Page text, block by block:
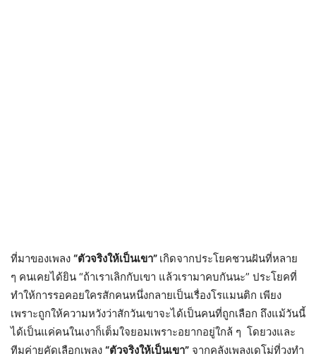
ที่มาของเพลง “ตัวจริงให้เป็นเขา” เกิดจากประโยคชวนฝันที่หลาย
ๆ คนเคยได้ยิน “ถ้าเราเลิกกับเขา แล้วเรามาคบกันนะ” ประโยคที่
ทำให้การรอคอยใครสักคนหนึ่งกลายเป็นเรื่องโรแมนติก เพียง
เพราะถูกให้ความหวังว่าสักวันเขาจะได้เป็นคนที่ถูกเลือก ถึงแม้วันนี้
ได้เป็นแค่คนในเงาก็เต็มใจยอมเพราะอยากอยู่ใกล้ ๆ โดยวงและ
ทีมค่ายคัดเลือกเพลง “ตัวจริงให้เป็นเขา” จากคลังเพลงเดโม่ที่วงทำ